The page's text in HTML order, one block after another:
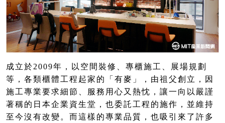
成立於2009年，以空間裝修、專櫃施工、展場規劃
等，各類櫃體工程起家的「有麥」，由祖父創立，因
施工專業要求細節、服務用心又熱忱，讓一向以嚴謹
著稱的日本企業資生堂，也委託工程的施作，並維持
至今沒有改變。而這樣的專業品質，也吸引來了許多